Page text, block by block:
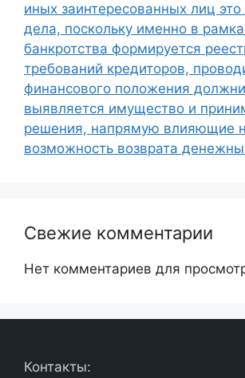
иных заинтересованных лиц
дела, поскольку именно в
банкротства формируется
требований кредиторов,
финансового положения
выявляется имущество и
решения, напрямую влияющие
возможность возврата
Свежие комментарии
Нет комментариев для
Контакты: